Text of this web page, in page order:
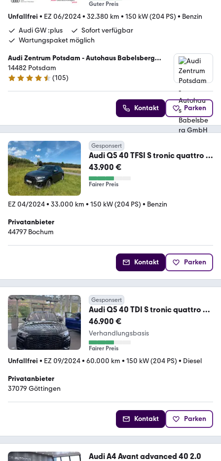
Guter Preis
Unfallfrei • EZ 06/2024• 32.380 km • 150 kW (204 PS) • Benzin
Audi GW :plus
Sofort verfügbar
Wartungspaket möglich
Audi Zentrum Potsdam - Autohaus Babelsberg
GmbH & Co KG
14482 Potsdam
4.4 Sterne
(105)
Kontakt Parken
Gesponsert
Audi Q5 40 TFSI S tronic quattro S
line business ...
43.900 €
Fairer Preis
EZ 04/2024• 33.000 km • 150 kW (204 PS) • Benzin
Privatanbieter
44797 Bochum
Kontakt Parken
Gesponsert
Audi Q5 40 TDI S tronic quattro S
line business S...
46.900 €
Verhandlungsbasis
Fairer Preis
Unfallfrei • EZ 09/2024• 60.000 km • 150 kW (204 PS) • Diesel
Privatanbieter
37079 Göttingen
Kontakt Parken
Audi A4 Avant advanced 40 2.0